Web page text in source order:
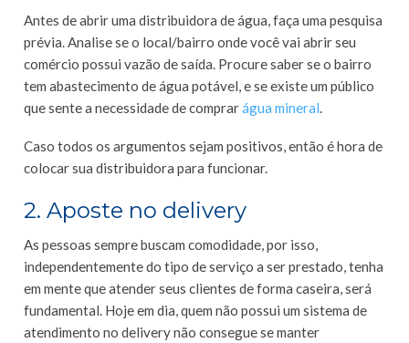
Antes de abrir uma distribuidora de água, faça uma pesquisa
prévia. Analise se o local/bairro onde você vai abrir seu
comércio possui vazão de saída. Procure saber se o bairro
tem abastecimento de água potável, e se existe um público
que sente a necessidade de comprar água mineral
Caso todos os argumentos sejam positivos, então é hora de
colocar sua distribuidora para funcionar.
2. Aposte no delivery
As pessoas sempre buscam comodidade, por isso,
independentemente do tipo de serviço a ser prestado, tenha
em mente que atender seus clientes de forma caseira, será
fundamental. Hoje em dia, quem não possui um sistema de
atendimento no delivery não consegue se manter